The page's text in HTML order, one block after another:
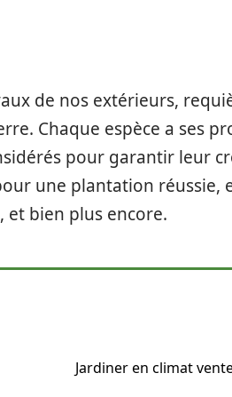
de nos extérieurs,
Chaque espèce a ses
pour garantir leur
une plantation réussie,
et bien plus encore.
Jardiner en climat